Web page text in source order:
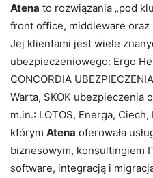
Atena to rozwiązania „pod
front office, middleware
Jej klientami jest wiele
ubezpieczeniowego: Ergo
CONCORDIA
Warta, SKOK ubezpieczenia
m.in.: LOTOS, Energa, Ciech,
którym Atena oferowała
biznesowym, konsultingiem
software, integracją i